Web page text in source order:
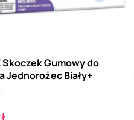
Skoczek Gumowy do
Jednorożec Biały+